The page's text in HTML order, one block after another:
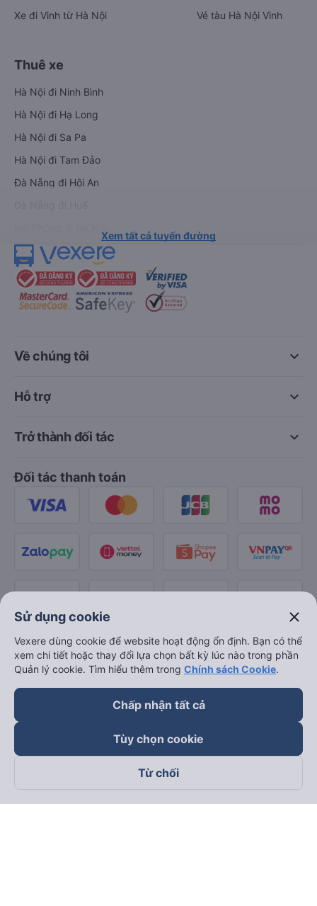
Xe đi Vinh từ Hà Nội
Vé tàu Hà Nội Vinh
Thuê xe
Hà Nội đi Ninh Bình
Hà Nội đi Hạ Long
Hà Nội đi Sa Pa
Hà Nội đi Tam Đảo
Đà Nẵng đi Hội An
Xem tất cả tuyến đường
keyboard_arrow_down
Về chúng tôi
keyboard_arrow_down
Hỗ trợ
keyboard_arrow_down
Trở thành đối tác
Đối tác thanh toán
Theo dõi chúng tôi trên
Sử dụng cookie close
Vexere dùng cookie để website hoạt động ổn định. Bạn có thể
xem chi tiết hoặc thay đổi lựa chọn bất kỳ lúc nào trong phần
Quản lý cookie. Tìm hiểu thêm trong Chính sách Cookie.
Chấp nhận tất cả
Tùy chọn cookie
Từ chối